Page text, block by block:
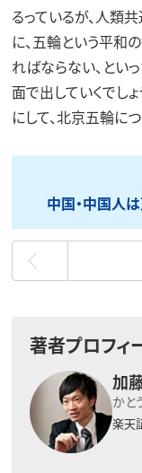
るっているが、人類
に、五輪という平和
ればならない、とい
面で出していくでし
にして、北京五輪に
中国・中国人
最初
著者プロフィ
加
かと
楽天